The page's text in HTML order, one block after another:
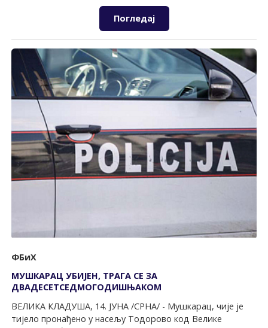
Погледај
ФБиХ
МУШКАРАЦ УБИЈЕН, ТРАГА СЕ ЗА
ДВАДЕСЕТСЕДМОГОДИШЊАКОМ
ВЕЛИКА КЛАДУША, 14. ЈУНА /СРНА/ - Мушкарац, чије је
тијело пронађено у насељу Тодорово код Велике